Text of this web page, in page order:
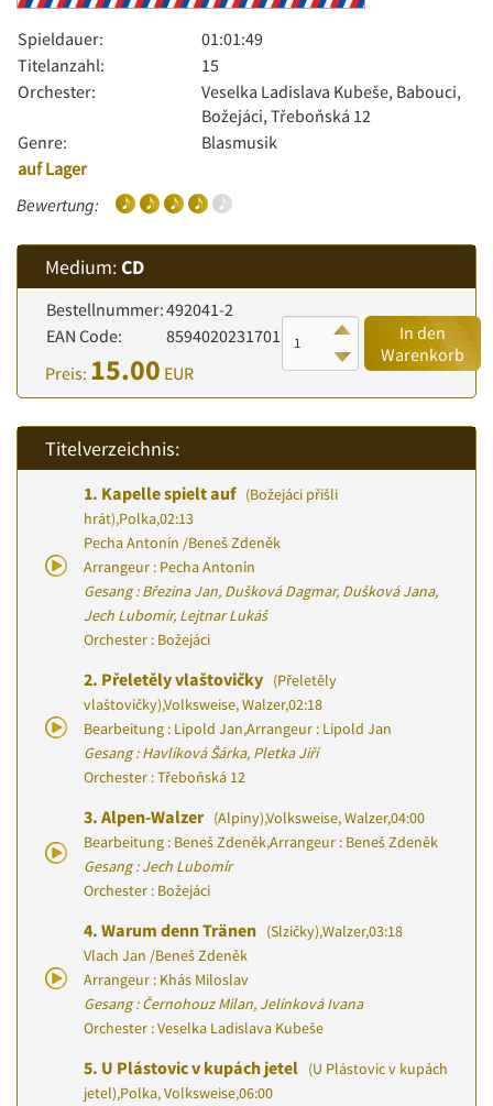
Spieldauer:
01:01:49
Titelanzahl:
15
Orchester:
Veselka Ladislava Kubeše, Babouci,
Božejáci, Třeboňská 12
Genre:
Blasmusik
auf Lager
Bewertung:
Medium:CD
Bestellnummer:492041-2
EAN Code:
8594020231701
Preis: 15.00 EUR
In den
Warenkorb
Titelverzeichnis:
1. Kapelle spielt auf (Božejáci přišli
hrát),Polka,02:13
Pecha Antonín /Beneš Zdeněk
Arrangeur : Pecha Antonín
Gesang : Březina Jan, Dušková Dagmar, Dušková Jana,
Jech Lubomír, Lejtnar Lukáš
Orchester : Božejáci
2. Přeletěly vlaštovičky (Přeletěly
vlaštovičky),Volksweise, Walzer,02:18
Bearbeitung : Lipold Jan,Arrangeur : Lipold Jan
Gesang : Havlíková Šárka, Pletka Jiří
Orchester : Třeboňská 12
3. Alpen-Walzer (Alpiny),Volksweise, Walzer,04:00
Bearbeitung : Beneš Zdeněk,Arrangeur : Beneš Zdeněk
Gesang : Jech Lubomír
Orchester : Božejáci
4. Warum denn Tränen (Slzičky),Walzer,03:18
Vlach Jan /Beneš Zdeněk
Arrangeur : Khás Miloslav
Gesang : Černohouz Milan, Jelínková Ivana
Orchester : Veselka Ladislava Kubeše
5. U Plástovic v kupách jetel (U Plástovic v kupách
jetel),Polka, Volksweise,06:00